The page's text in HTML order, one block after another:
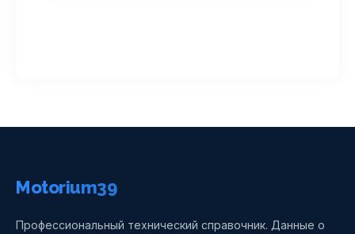
Motorium39
Профессиональный технический справочник. Данные о